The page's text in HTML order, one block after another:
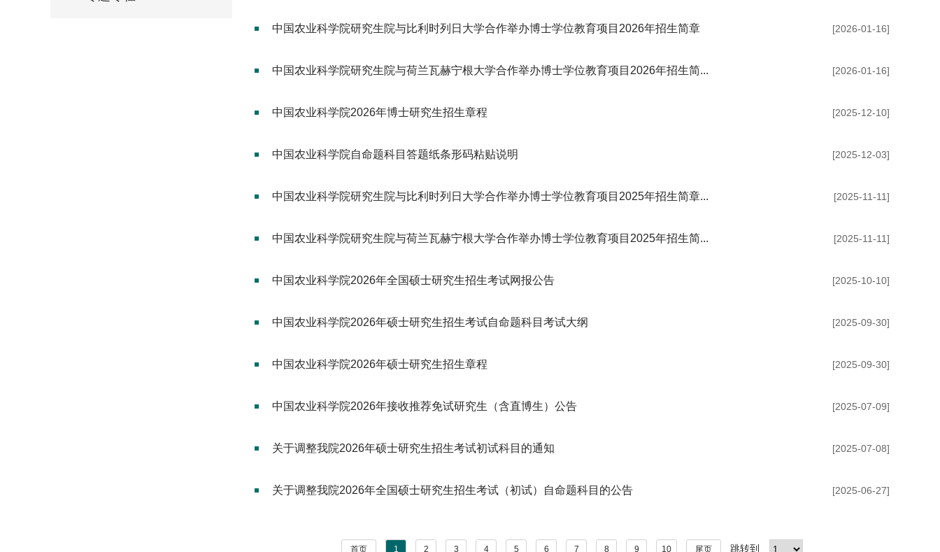
[2026-01-16]
中国农业科学院研究生院与比利时列日大学合作举办博士学位教育项目2026年招生简章
[2026-01-16]
中国农业科学院研究生院与荷兰瓦赫宁根大学合作举办博士学位教育项目2026年招生简...
[2025-12-10]
中国农业科学院2026年博士研究生招生章程
[2025-12-03]
中国农业科学院自命题科目答题纸条形码粘贴说明
[2025-11-11]
中国农业科学院研究生院与比利时列日大学合作举办博士学位教育项目2025年招生简章...
[2025-11-11]
中国农业科学院研究生院与荷兰瓦赫宁根大学合作举办博士学位教育项目2025年招生简...
[2025-10-10]
中国农业科学院2026年全国硕士研究生招生考试网报公告
[2025-09-30]
中国农业科学院2026年硕士研究生招生考试自命题科目考试大纲
[2025-09-30]
中国农业科学院2026年硕士研究生招生章程
[2025-07-09]
中国农业科学院2026年接收推荐免试研究生（含直博生）公告
[2025-07-08]
关于调整我院2026年硕士研究生招生考试初试科目的通知
[2025-06-27]
关于调整我院2026年全国硕士研究生招生考试（初试）自命题科目的公告
首页 1 2 3 4 5 6 7 8 9 10 尾页 跳转到